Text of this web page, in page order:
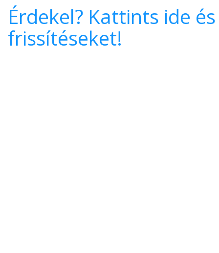
Érdekel? Kattints ide
frissítéseket!